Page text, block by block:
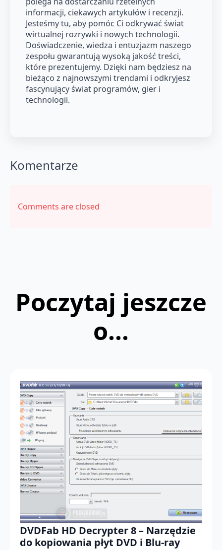
informacji, ciekawych artykułów i recenzji.
Jesteśmy tu, aby pomóc Ci odkrywać świat
wirtualnej rozrywki i nowych technologii.
Doświadczenie, wiedza i entuzjazm naszego
zespołu gwarantują wysoką jakość treści,
które prezentujemy. Dzięki nam będziesz na
bieżąco z najnowszymi trendami i odkryjesz
fascynujący świat programów, gier i
technologii.
Komentarze
Comments are closed
Poczytaj jeszcze
o...
DVDFab HD Decrypter 8 – Narzędzie
do kopiowania płyt DVD i Blu-ray